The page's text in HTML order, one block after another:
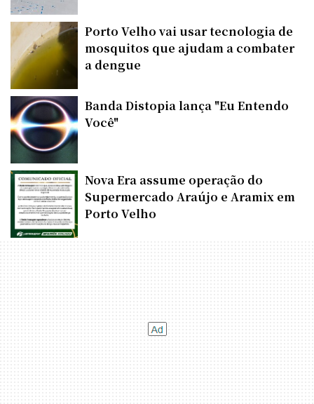
Porto Velho vai usar tecnologia de
mosquitos que ajudam a combater
a dengue
Banda Distopia lança "Eu Entendo
Você"
Nova Era assume operação do
Supermercado Araújo e Aramix em
Porto Velho